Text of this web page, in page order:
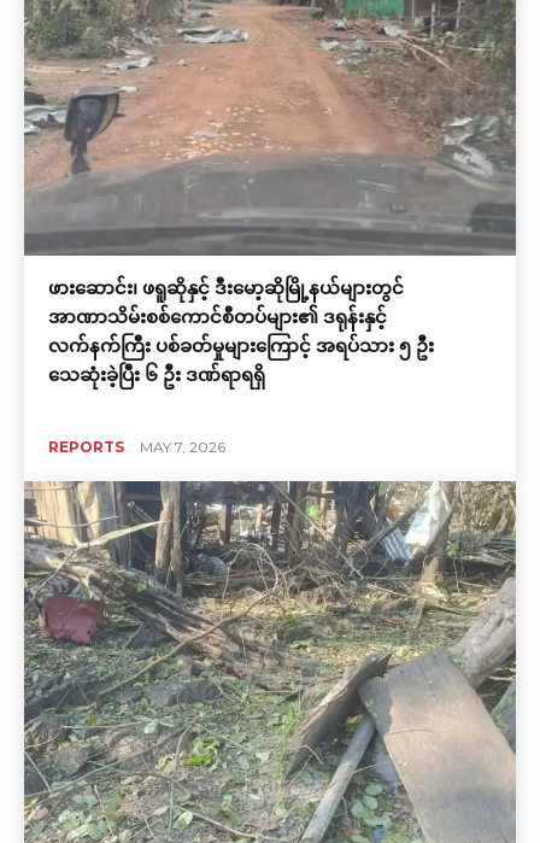
ဖားဆောင်း၊ ဖရူဆိုနှင့် ဒီးမော့ဆိုမြို့နယ်များတွင်
အာဏာသိမ်းစစ်ကောင်စီတပ်များ၏ ဒရုန်းနှင့်
လက်နက်ကြီး ပစ်ခတ်မှုများကြောင့် အရပ်သား ၅ ဦး
သေဆုံးခဲ့ပြီး ၆ ဦး ဒဏ်ရာရရှိ
REPORTS MAY 7, 2026